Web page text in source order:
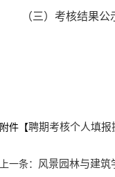
（三）考核结果
附件【聘期考核个人填报
上一条： 风景园林与建筑